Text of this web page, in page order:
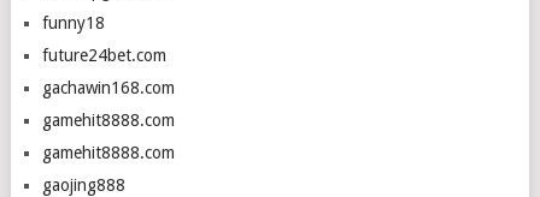
funny18
future24bet.com
gachawin168.com
gamehit8888.com
gamehit8888.com
gaojing888